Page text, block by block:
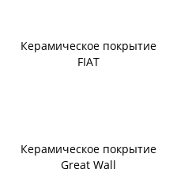
Керамическое покрытие
FIAT
Керамическое покрытие
Great Wall